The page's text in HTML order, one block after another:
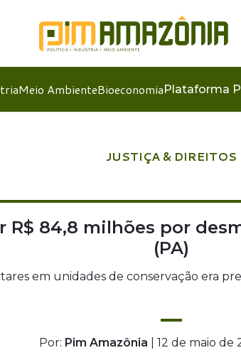
Meio AmbienteBioeconomiaPlataforma
JUSTIÇA & DIREITOS
R$ 84,8 milhões por
(PA)
em unidades de conservação era
Por: Pim Amazônia | 12 de maio de